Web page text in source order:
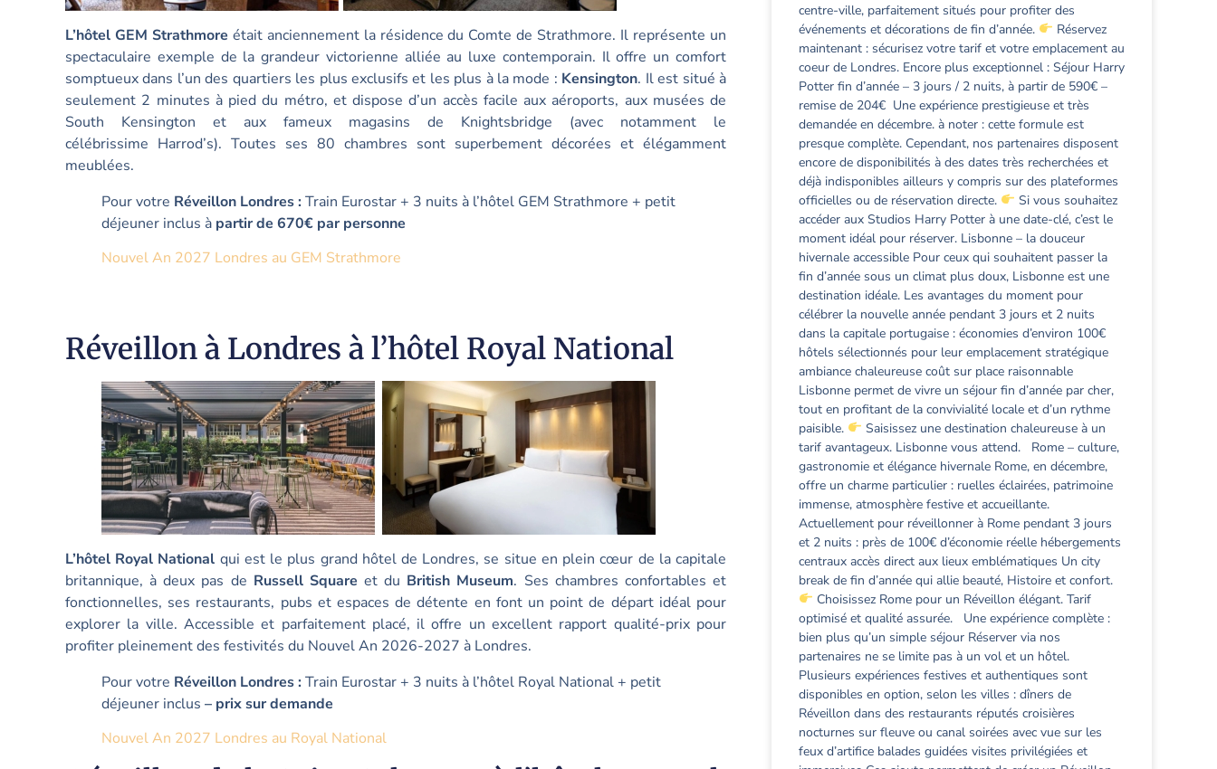
L’hôtel GEM Strathmore était anciennement la résidence du Comte de Strathmore. Il représente un
spectaculaire exemple de la grandeur victorienne alliée au luxe contemporain. Il offre un comfort
somptueux dans l’un des quartiers les plus exclusifs et les plus à la mode : Kensington. Il est situé à
seulement 2 minutes à pied du métro, et dispose d’un accès facile aux aéroports, aux musées de
South Kensington et aux fameux magasins de Knightsbridge (avec notamment le
célébrissime Harrod’s). Toutes ses 80 chambres sont superbement décorées et élégamment
meublées.
Pour votre Réveillon Londres : Train Eurostar + 3 nuits à l’hôtel GEM Strathmore + petit
déjeuner inclus à partir de 670€ par personne
Nouvel An 2027 Londres au GEM Strathmore
Réveillon à Londres à l’hôtel Royal National
L’hôtel Royal National qui est le plus grand hôtel de Londres, se situe en plein cœur de la capitale
britannique, à deux pas de Russell Square et du British Museum. Ses chambres confortables et
fonctionnelles, ses restaurants, pubs et espaces de détente en font un point de départ idéal pour
explorer la ville. Accessible et parfaitement placé, il offre un excellent rapport qualité-prix pour
profiter pleinement des festivités du Nouvel An 2026-2027 à Londres.
Pour votre Réveillon Londres : Train Eurostar + 3 nuits à l’hôtel Royal National + petit
déjeuner inclus – prix sur demande
Nouvel An 2027 Londres au Royal National
centre-ville, parfaitement situés pour profiter des
événements et décorations de fin d’année.
Réservez
maintenant : sécurisez votre tarif et votre emplacement au
coeur de Londres. Encore plus exceptionnel : Séjour Harry
Potter fin d’année – 3 jours / 2 nuits, à partir de 590€ –
remise de 204€ Une expérience prestigieuse et très
demandée en décembre. à noter : cette formule est
presque complète. Cependant, nos partenaires disposent
encore de disponibilités à des dates très recherchées et
déjà indisponibles ailleurs y compris sur des plateformes
officielles ou de réservation directe.
Si vous souhaitez
accéder aux Studios Harry Potter à une date-clé, c’est le
moment idéal pour réserver. Lisbonne – la douceur
hivernale accessible Pour ceux qui souhaitent passer la
fin d’année sous un climat plus doux, Lisbonne est une
destination idéale. Les avantages du moment pour
célébrer la nouvelle année pendant 3 jours et 2 nuits
dans la capitale portugaise : économies d’environ 100€
hôtels sélectionnés pour leur emplacement stratégique
ambiance chaleureuse coût sur place raisonnable
Lisbonne permet de vivre un séjour fin d’année par cher,
tout en profitant de la convivialité locale et d’un rythme
paisible.
Saisissez une destination chaleureuse à un
tarif avantageux. Lisbonne vous attend. Rome – culture,
gastronomie et élégance hivernale Rome, en décembre,
offre un charme particulier : ruelles éclairées, patrimoine
immense, atmosphère festive et accueillante.
Actuellement pour réveillonner à Rome pendant 3 jours
et 2 nuits : près de 100€ d’économie réelle hébergements
centraux accès direct aux lieux emblématiques Un city
break de fin d’année qui allie beauté, Histoire et confort.
Choisissez Rome pour un Réveillon élégant. Tarif
optimisé et qualité assurée. Une expérience complète :
bien plus qu’un simple séjour Réserver via nos
partenaires ne se limite pas à un vol et un hôtel.
Plusieurs expériences festives et authentiques sont
disponibles en option, selon les villes : dîners de
Réveillon dans des restaurants réputés croisières
nocturnes sur fleuve ou canal soirées avec vue sur les
feux d’artifice balades guidées visites privilégiées et